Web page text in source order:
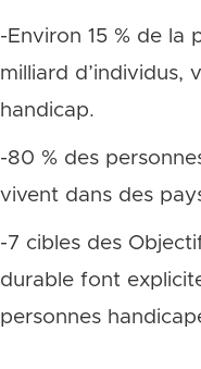
-Environ 15 % de la
milliard d’individus,
handicap.
-80 % des
vivent dans des
-7 cibles des
durable font
personnes